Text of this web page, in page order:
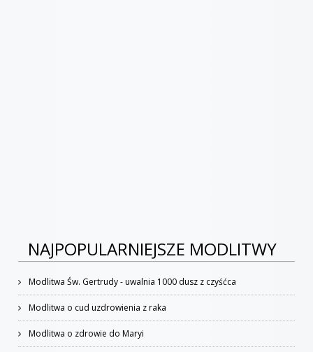
NAJPOPULARNIEJSZE MODLITWY
Modlitwa Św. Gertrudy - uwalnia 1000 dusz z czyśćca
Modlitwa o cud uzdrowienia z raka
Modlitwa o zdrowie do Maryi